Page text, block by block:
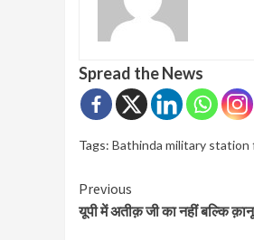
Spread the News
Tags: Bathinda military station
Continue
Reading
Previous
यूपी में अतीक़ जी का नहीं बल्कि